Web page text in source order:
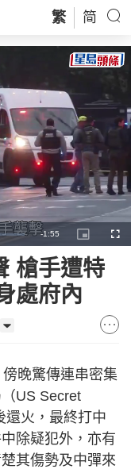
繁 简
Remaining
Time
-1:55
Picture-
in-
槍手遭特
處府內
晚驚傳連串密集
US Secret
還火，最終打中
除疑犯外，亦有
其傷勢及中彈來